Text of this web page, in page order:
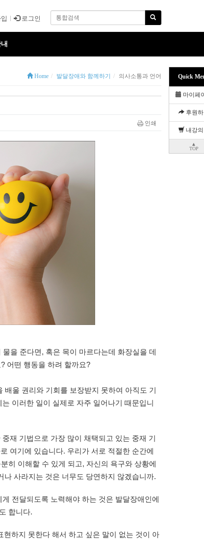
로그인
Home 발달장애와 함께하기 의사소통과 언어
인쇄
을 준다면, 혹은 목이 마르다는데 화장실을 데
어떤 행동을 하려 할까요?
울 권리와 기회를 보장받지 못하여 아직도 기
이러한 일이 실제로 자주 일어나기 때문입니
재 기법으로 가장 많이 채택되고 있는 중재 기
여기에 있습니다. 우리가 서로 적절한 순간에
히 이해할 수 있게 되고, 자신의 욕구와 상황에
전달되도록 노력해야 하는 것은 발달장애인에
합니다.
하지 못한다 해서 하고 싶은 말이 없는 것이 아
Quick
마이페
후원하
내강
▲
TOP